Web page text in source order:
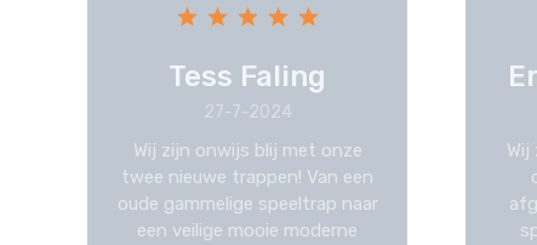
Tess Faling
27-7-2024
Wij zijn onwijs blij met onze
twee nieuwe trappen! Van een
oude gammelige speeltrap naar
een veilige mooie moderne